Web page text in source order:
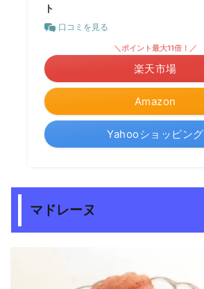
ト
口コミを見る
Amazon
＼ポイント最大11倍！／
楽天市場
Yahooショッピング
マドレーヌ